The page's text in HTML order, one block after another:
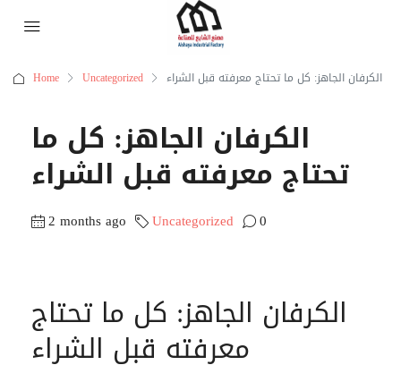
Home Uncategorized الكرفان الجاهز: كل ما تحتاج معرفته قبل الشراء
الكرفان الجاهز: كل ما
تحتاج معرفته قبل الشراء
2 months ago Uncategorized 0
الكرفان الجاهز: كل ما تحتاج
معرفته قبل الشراء